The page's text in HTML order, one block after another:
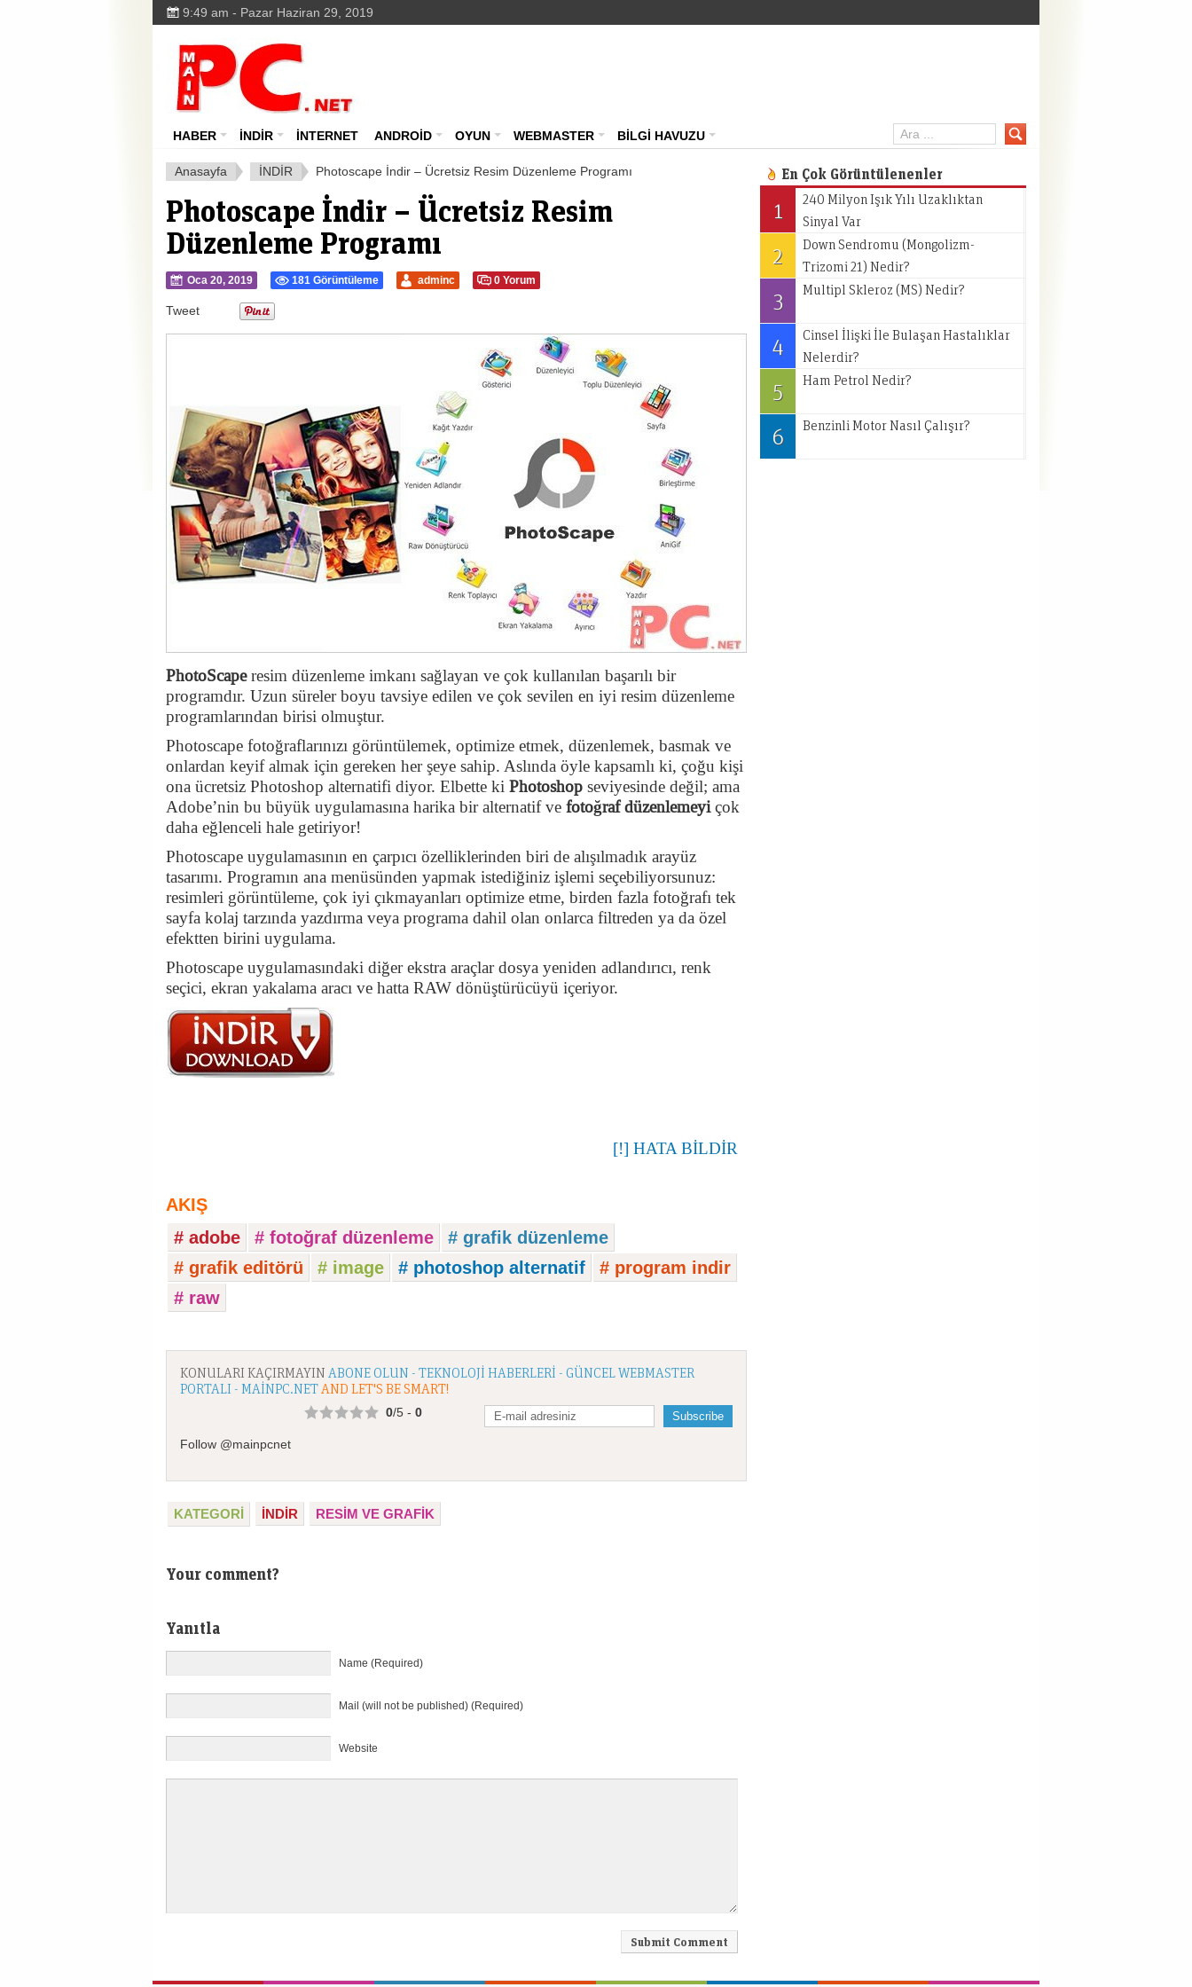
9:49 am - Pazar Haziran 29, 2019
HABER İNDİR İNTERNET ANDROİD OYUN WEBMASTER BİLGİ HAVUZU
Anasayfa İNDİR Photoscape İndir – Ücretsiz Resim Düzenleme Programı
Photoscape İndir – Ücretsiz Resim
Düzenleme Programı
Oca 20, 2019 181 Görüntüleme adminc 0 Yorum
Tweet
PhotoScaperesim düzenleme imkanı sağlayan ve çok kullanılan başarılı bir
programdır. Uzun süreler boyu tavsiye edilen ve çok sevilen en iyi resim düzenleme
programlarından birisi olmuştur.
Photoscape fotoğraflarınızı görüntülemek, optimize etmek, düzenlemek, basmak ve
onlardan keyif almak için gereken her şeye sahip. Aslında öyle kapsamlı ki, çoğu kişi
ona ücretsiz Photoshop alternatifi diyor. Elbette ki Photoshop seviyesinde değil; ama
Adobe’nin bu büyük uygulamasına harika bir alternatif ve fotoğraf düzenlemeyiçok
daha eğlenceli hale getiriyor!
Photoscape uygulamasının en çarpıcı özelliklerinden biri de alışılmadık arayüz
tasarımı. Programın ana menüsünden yapmak istediğiniz işlemi seçebiliyorsunuz:
resimleri görüntüleme, çok iyi çıkmayanları optimize etme, birden fazla fotoğrafı tek
sayfa kolaj tarzında yazdırma veya programa dahil olan onlarca filtreden ya da özel
efektten birini uygulama.
Photoscape uygulamasındaki diğer ekstra araçlar dosya yeniden adlandırıcı, renk
seçici, ekran yakalama aracı ve hatta RAW dönüştürücüyü içeriyor.
[!] HATA BİLDİR
AKIŞ
# adobe
# fotoğraf düzenleme
# grafik düzenleme
# grafik editörü
# image # photoshop alternatif
# program indir
# raw
KONULARI KAÇIRMAYIN ABONE OLUN - TEKNOLOJI HABERLERI - GÜNCEL WEBMASTER
PORTALI - MAINPC.NETAND LET'S BE SMART!
Follow @mainpcnet
0/5 - 0
KATEGORI İNDİR RESIM VE GRAFIK
Your comment?
Yanıtla
Name (Required)
Mail (will not be published) (Required)
Website
En Çok Görüntülenenler
1
240 Milyon Işık Yılı Uzaklıktan
Sinyal Var
2
Down Sendromu (Mongolizm-
Trizomi 21) Nedir?
3 Multipl Skleroz (MS) Nedir?
4
Cinsel İlişki İle Bulaşan Hastalıklar
Nelerdir?
5 Ham Petrol Nedir?
6 Benzinli Motor Nasıl Çalışır?